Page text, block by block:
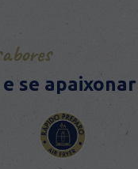
se apaixonar